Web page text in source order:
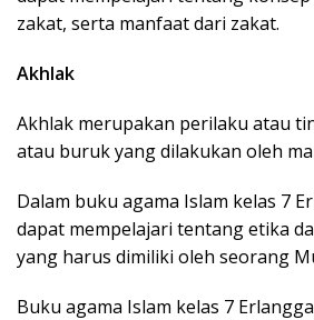
zakat, serta manfaat dari zakat.
Akhlak
Akhlak merupakan perilaku atau
atau buruk yang dilakukan oleh
Dalam buku agama Islam kelas 7
dapat mempelajari tentang etika
yang harus dimiliki oleh seorang
Buku agama Islam kelas 7